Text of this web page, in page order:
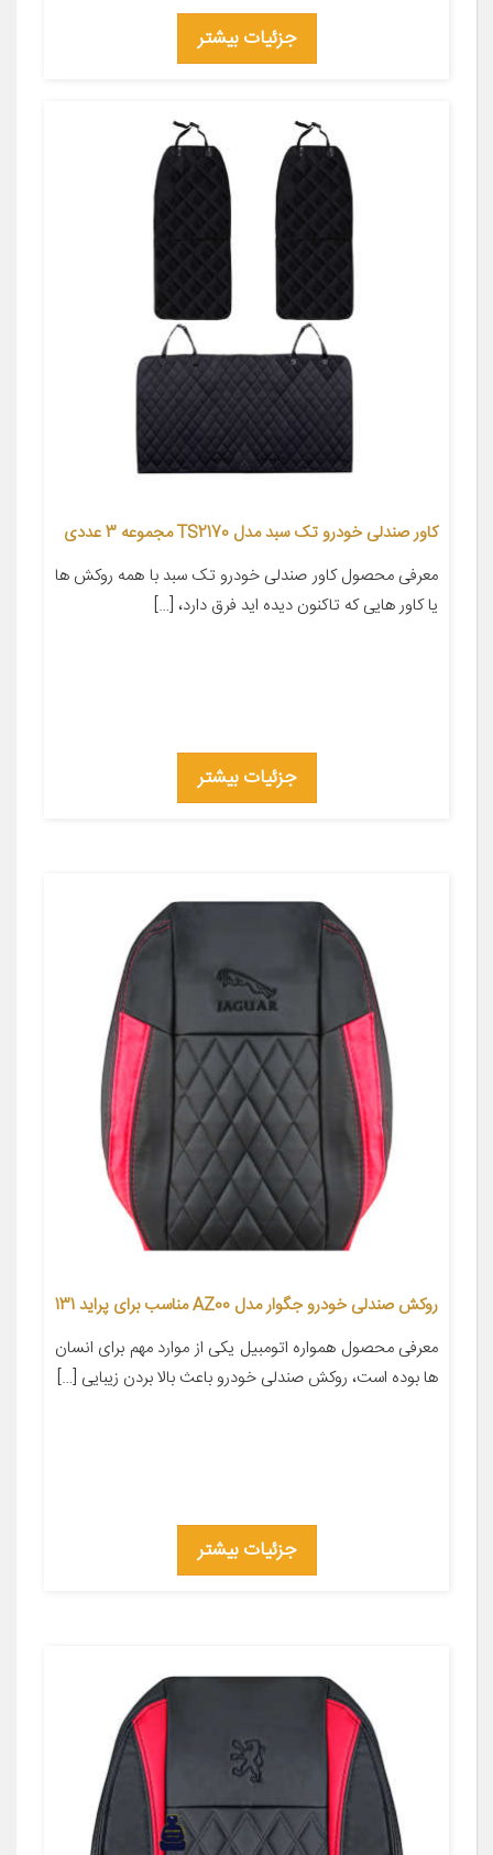
جزئیات بیشتر
کاور صندلی خودرو تک سبد مدل TS2170 مجموعه 3 عددی
معرفی محصول کاور صندلی خودرو تک سبد با همه روکش ها
یا کاور هایی که تاکنون دیده اید فرق دارد، […]
جزئیات بیشتر
روکش صندلی خودرو جگوار مدل AZ00 مناسب برای پراید 131
معرفی محصول همواره اتومبیل یکی از موارد مهم برای انسان
ها بوده است، روکش صندلی خودرو باعث بالا بردن زیبایی […]
جزئیات بیشتر